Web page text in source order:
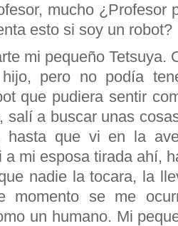
mucho ¿Profesor
esto si soy un robot?
mi pequeño Tetsuya.
pero no podía
que pudiera sentir
salí a buscar unas
hasta que vi en la
a mi esposa tirada ahí,
nadie la tocara, la
momento se me
un humano. Mi